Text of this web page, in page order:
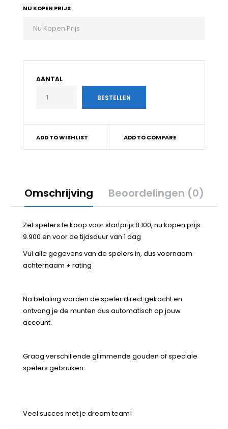
NU KOPEN PRIJS
AANTAL
ADD TO WISHLIST ADD TO COMPARE
Omschrijving Beoordelingen (0)
Zet spelers te koop voor startprijs 8.100, nu kopen prijs
9.900 en voor de tijdsduur van 1 dag
Vul alle gegevens van de spelers in, dus voornaam
achternaam + rating
Na betaling worden de speler direct gekocht en
ontvang je de munten dus automatisch op jouw
account.
Graag verschillende glimmende gouden of speciale
spelers gebruiken.
Veel succes met je dream team!